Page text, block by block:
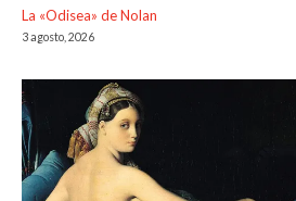
La «Odisea» de Nolan
3 agosto, 2026